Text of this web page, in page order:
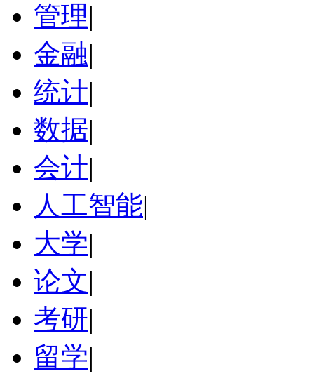
管理|
金融|
统计|
数据|
会计|
人工智能|
大学|
论文|
考研|
留学|